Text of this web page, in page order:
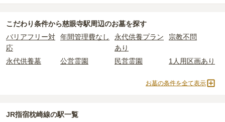
・納骨式の費用
：お墓に遺骨を納める儀式のための費用。僧侶に渡
すお布施、会食などの費用がかかります。
・
：お墓の管理費。契約後、毎年発生するケースがあり
ます。
正確な費用は、区画や石材の選び方によって大きく変わるため、見
必ず確認することをおすすめします。
価格の目安は、1名あたり5万円〜30万円程度です。
慈眼寺駅周辺で安価なお墓を探したい場合は、
替えてお墓を探すのがおすすめです。
公営霊園は民営の霊園と異なり、契約にあたって応募資格が設けら
主な条件として、遺骨がすでにある、該当の市区町村に一定年数以
上住んでいるなどが挙げられます。
条件を満たさない場合は、申し込み自体ができないことも多いた
め、事前の確認が重要です。
詳しくは、慈眼寺駅周辺の永代供養の一覧をご覧ください。
こだわり条件から慈眼寺駅周辺のお墓を探す
バリアフリー対
応
年間管理費なし
永代供養プラン
あり
宗教不問
永代供養墓 公営霊園 民営霊園 1人用区画あり
お墓の条件を全て表示
JR指宿枕崎線の駅一覧